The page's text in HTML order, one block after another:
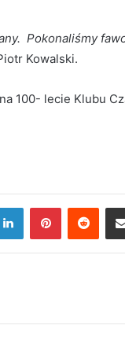
Pokonaliśmy
Kowalski.
100- lecie Klubu
LinkedIn